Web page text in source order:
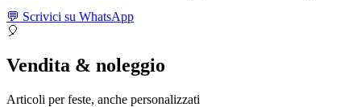
💬 Scrivici su WhatsApp
🎈
Vendita & noleggio
Articoli per feste, anche personalizzati